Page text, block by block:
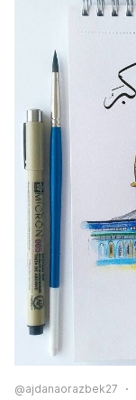
@ajdanaorazbek27